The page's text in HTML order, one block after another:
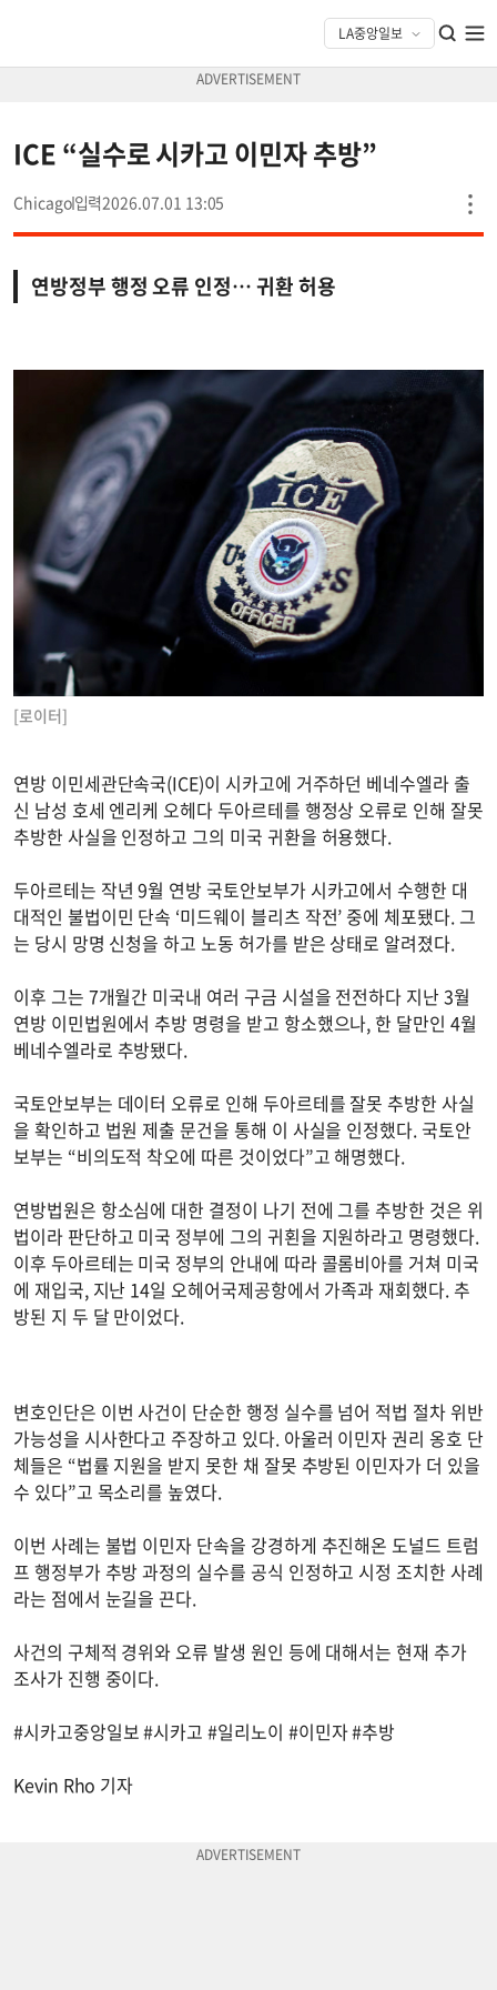
ICE “실수로 시카고 이민자 추방”
Chicago 2026.07.01 13:05
연방정부 행정 오류 인정… 귀환 허용
[로이터]
연방 이민세관단속국(ICE)이 시카고에 거주하던 베네수엘라 출
신 남성 호세 엔리케 오헤다 두아르테를 행정상 오류로 인해 잘못
추방한 사실을 인정하고 그의 미국 귀환을 허용했다.
두아르테는 작년 9월 연방 국토안보부가 시카고에서 수행한 대
대적인 불법이민 단속 ‘미드웨이 블리츠 작전’ 중에 체포됐다. 그
는 당시 망명 신청을 하고 노동 허가를 받은 상태로 알려졌다.
이후 그는 7개월간 미국내 여러 구금 시설을 전전하다 지난 3월
연방 이민법원에서 추방 명령을 받고 항소했으나, 한 달만인 4월
베네수엘라로 추방됐다.
국토안보부는 데이터 오류로 인해 두아르테를 잘못 추방한 사실
을 확인하고 법원 제출 문건을 통해 이 사실을 인정했다. 국토안
보부는 “비의도적 착오에 따른 것이었다”고 해명했다.
연방법원은 항소심에 대한 결정이 나기 전에 그를 추방한 것은 위
법이라 판단하고 미국 정부에 그의 귀횐을 지원하라고 명령했다.
이후 두아르테는 미국 정부의 안내에 따라 콜롬비아를 거쳐 미국
에 재입국, 지난 14일 오헤어국제공항에서 가족과 재회했다. 추
방된 지 두 달 만이었다.
변호인단은 이번 사건이 단순한 행정 실수를 넘어 적법 절차 위반
가능성을 시사한다고 주장하고 있다. 아울러 이민자 권리 옹호 단
체들은 “법률 지원을 받지 못한 채 잘못 추방된 이민자가 더 있을
수 있다”고 목소리를 높였다.
이번 사례는 불법 이민자 단속을 강경하게 추진해온 도널드 트럼
프 행정부가 추방 과정의 실수를 공식 인정하고 시정 조치한 사례
라는 점에서 눈길을 끈다.
사건의 구체적 경위와 오류 발생 원인 등에 대해서는 현재 추가
조사가 진행 중이다.
#시카고중앙일보 #시카고 #일리노이 #이민자 #추방
Kevin Rho 기자